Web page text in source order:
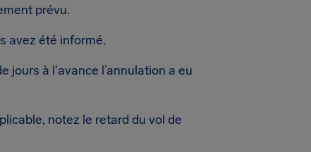
prévu.
avez été informé.
jours à l'avance l’annulation a eu
notez le retard du vol de